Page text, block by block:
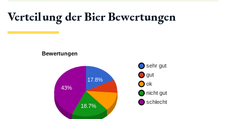
Verteilung der Bier Bewertungen
Bewertungen
sehr gut
gut
ok
nicht gut
schlecht
17.8%
43%
18.7%